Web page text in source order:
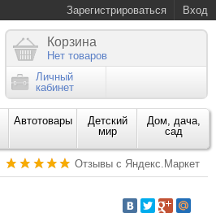
Зарегистрироваться Вход
Корзина
Нет товаров
Личный
кабинет
Автотовары
Детский
мир
Дом, дача,
сад
Отзывы с Яндекс.Маркет